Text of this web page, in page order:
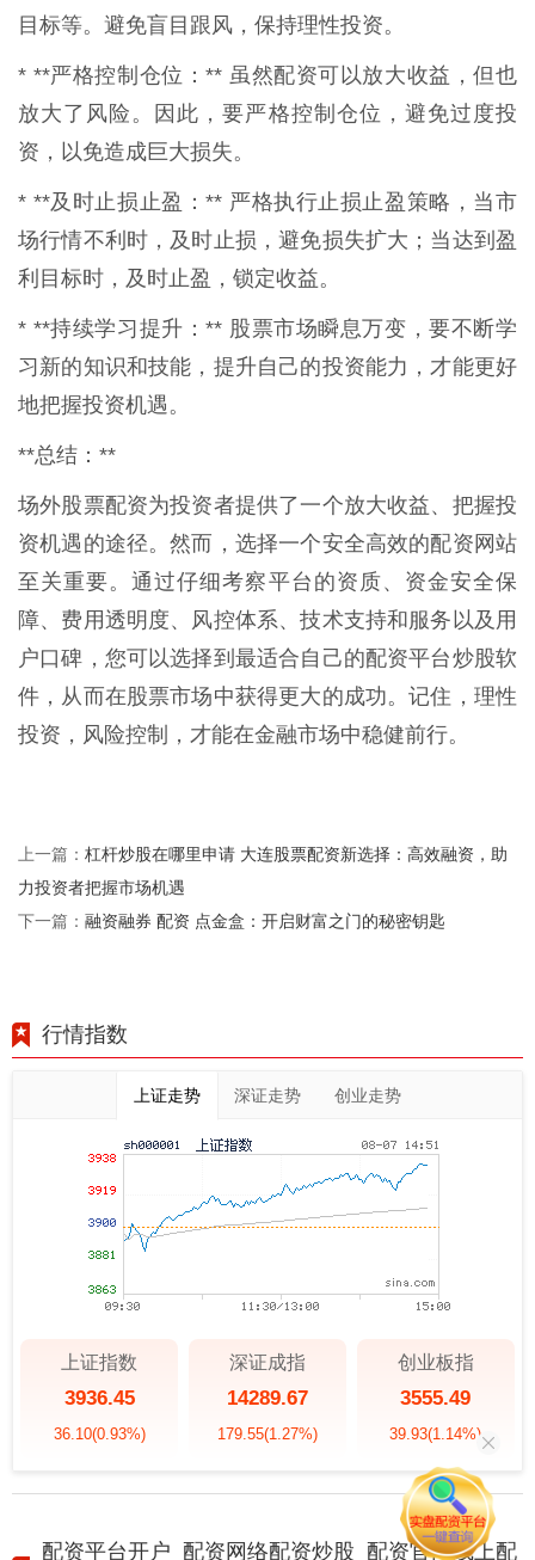
目标等。避免盲目跟风，保持理性投资。
* **严格控制仓位：** 虽然配资可以放大收益，但也
放大了风险。因此，要严格控制仓位，避免过度投
资，以免造成巨大损失。
* **及时止损止盈：** 严格执行止损止盈策略，当市
场行情不利时，及时止损，避免损失扩大；当达到盈
利目标时，及时止盈，锁定收益。
* **持续学习提升：** 股票市场瞬息万变，要不断学
习新的知识和技能，提升自己的投资能力，才能更好
地把握投资机遇。
**总结：**
场外股票配资为投资者提供了一个放大收益、把握投
资机遇的途径。然而，选择一个安全高效的配资网站
至关重要。通过仔细考察平台的资质、资金安全保
障、费用透明度、风控体系、技术支持和服务以及用
户口碑，您可以选择到最适合自己的配资平台炒股软
件，从而在股票市场中获得更大的成功。记住，理性
投资，风险控制，才能在金融市场中稳健前行。
上一篇： 杠杆炒股在哪里申请 大连股票配资新选择：高效融资，助
力投资者把握市场机遇
下一篇： 融资融券 配资 点金盒：开启财富之门的秘密钥匙
行情指数
上证走势 深证走势 创业走势
上证指数
3936.45
36.10(0.93%)
深证成指
14289.67
179.55(1.27%)
创业板指
3555.49
39.93(1.14%)
配资平台开户_配资网络配资炒股_配资官网线上配